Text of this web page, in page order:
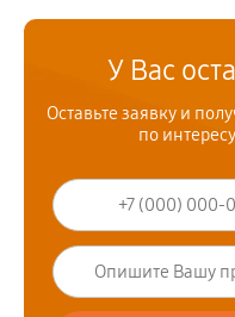
У Вас
Оставьте заявку и
по